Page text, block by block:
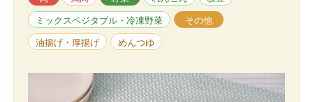
ミックスベジタブル・冷凍野菜 その他
油揚げ・厚揚げ めんつゆ